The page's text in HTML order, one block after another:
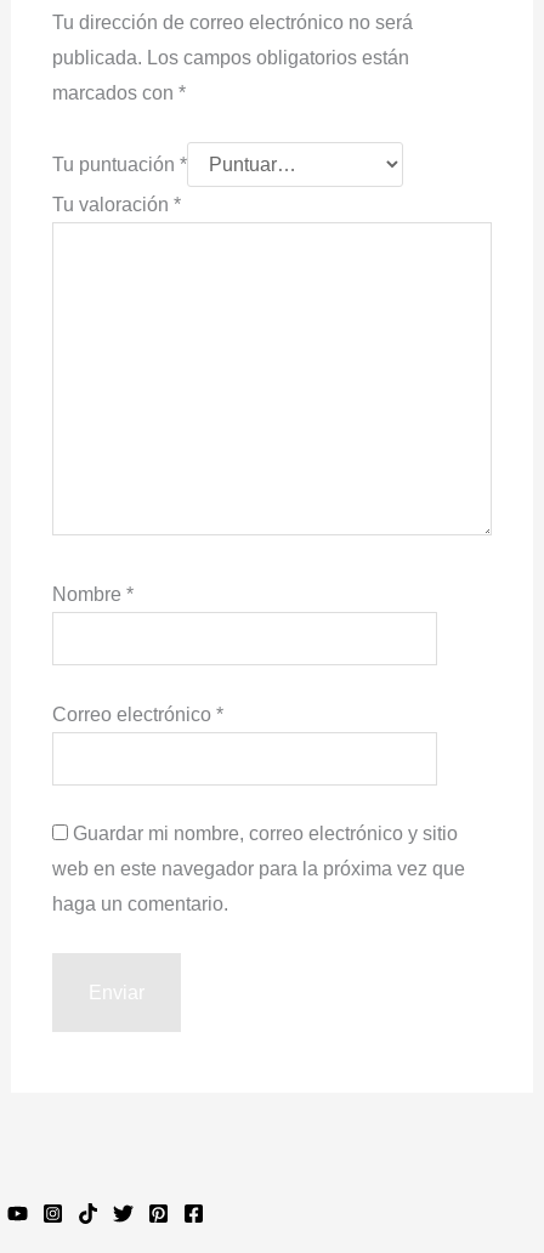
Tu dirección de correo electrónico no será
publicada. Los campos obligatorios están
marcados con *
Tu puntuación *
Tu valoración *
Nombre *
Correo electrónico *
Guardar mi nombre, correo electrónico y sitio
web en este navegador para la próxima vez que
haga un comentario.